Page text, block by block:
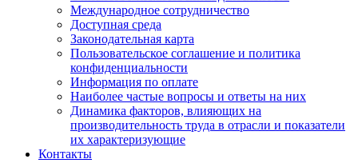
Международное сотрудничество
Доступная среда
Законодательная карта
Пользовательское соглашение и политика
конфиденциальности
Информация по оплате
Наиболее частые вопросы и ответы на них
Динамика факторов, влияющих на
производительность труда в отрасли и показатели
их характеризующие
Контакты